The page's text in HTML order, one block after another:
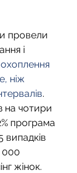
провели
і
охоплення
ніж
.
на чотири
програма
випадків
000
жінок.